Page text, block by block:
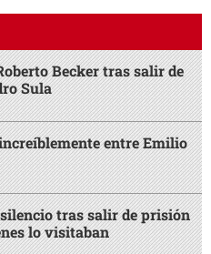
Becker tras salir de
Sula
entre Emilio
tras salir de prisión
lo visitaban